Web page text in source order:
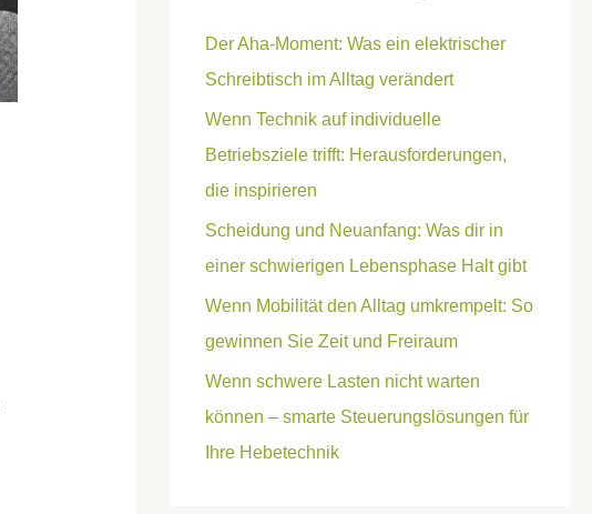
Der Aha-Moment: Was ein elektrischer
Schreibtisch im Alltag verändert
Wenn Technik auf individuelle
Betriebsziele trifft: Herausforderungen,
die inspirieren
Scheidung und Neuanfang: Was dir in
einer schwierigen Lebensphase Halt gibt
Wenn Mobilität den Alltag umkrempelt: So
gewinnen Sie Zeit und Freiraum
Wenn schwere Lasten nicht warten
können – smarte Steuerungslösungen für
Ihre Hebetechnik